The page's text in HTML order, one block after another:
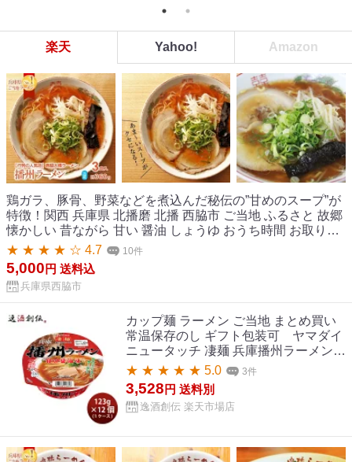
楽天 Yahoo! Amazon
鶏ガラ、豚骨、野菜などを煮込んだ秘伝の”甘めのスープ”が
特徴！関西 兵庫県 北播磨 北播 西脇市 ご当地 ふるさと 故郷
懐かしい 昔ながら 甘い 醤油 しょうゆ おうち時間 お取り寄
せ 【ふるさと納税】播州ラーメン【西脇大橋ラーメン】3
食セット～至極の甘いご当地ラーメン～ 生めん 中太 縮れ麺
人気 行列 ソウルフード 簡単調理
★ ★ ★ ★ ☆ 4.7 10件
5,000 円 送料込
兵庫県西脇市
カップ麺 ラーメン ご当地 まとめ買い
常温保存のし ギフト包装可 ヤマダイ
ニュータッチ 凄麺 兵庫播州ラーメン 1
ケース(12個) 父の日 お中元 夏ギフト
暑中見舞い
★ ★ ★ ★ ★ 5.0 3件
3,528 円 送料別
逸酒創伝 楽天市場店